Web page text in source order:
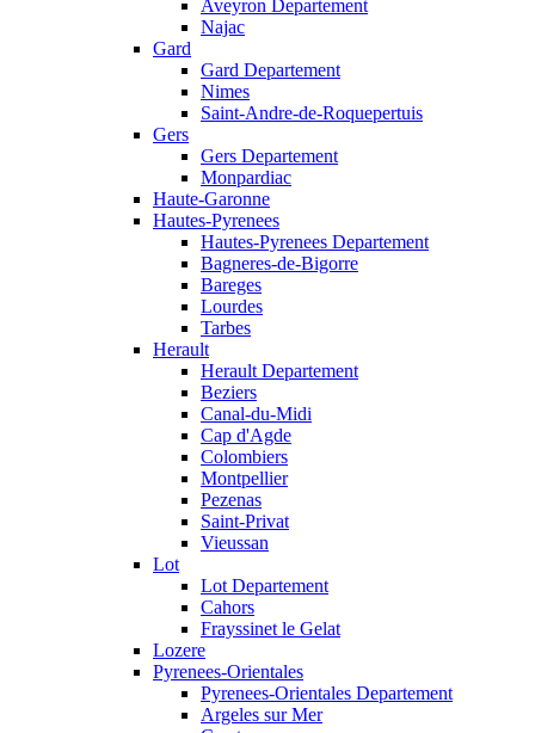
Aveyron Departement
Najac
Gard
Gard Departement
Nimes
Saint-Andre-de-Roquepertuis
Gers
Gers Departement
Monpardiac
Haute-Garonne
Hautes-Pyrenees
Hautes-Pyrenees Departement
Bagneres-de-Bigorre
Bareges
Lourdes
Tarbes
Herault
Herault Departement
Beziers
Canal-du-Midi
Cap d'Agde
Colombiers
Montpellier
Pezenas
Saint-Privat
Vieussan
Lot
Lot Departement
Cahors
Frayssinet le Gelat
Lozere
Pyrenees-Orientales
Pyrenees-Orientales Departement
Argeles sur Mer